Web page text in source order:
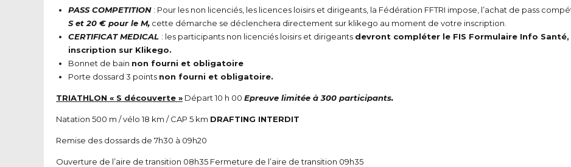
PASS COMPETITION: Pour les non licenciés, les licences loisirs et dirigeants, la Fédération FFTRI impose, l’achat de pass
S et 20 € pour le M,cette démarche se déclenchera directement sur klikego au moment de votre inscription.
CERTIFICAT MEDICAL : les participants non licenciés loisirs et dirigeants devront compléter le FIS Formulaire Info
inscription sur Klikego.
Bonnet de bain non fourni et obligatoire
Porte dossard 3 points non fourni et obligatoire.
TRIATHLON « S découverte » Départ 10 h 00 Epreuve limitée à 300 participants.
Natation 500 m / vélo 18 km / CAP 5 km DRAFTING INTERDIT
Remise des dossards de 7h30 à 09h20
Ouverture de l’aire de transition 08h35 Fermeture de l’aire de transition 09h35